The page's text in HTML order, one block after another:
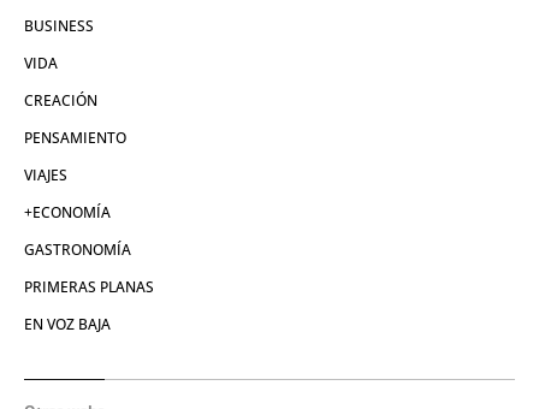
BUSINESS
VIDA
CREACIÓN
PENSAMIENTO
VIAJES
+ECONOMÍA
GASTRONOMÍA
PRIMERAS PLANAS
EN VOZ BAJA